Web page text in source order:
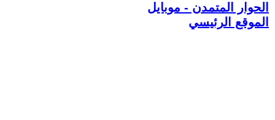
الحوار المتمدن - موبايل
الموقع الرئيسي